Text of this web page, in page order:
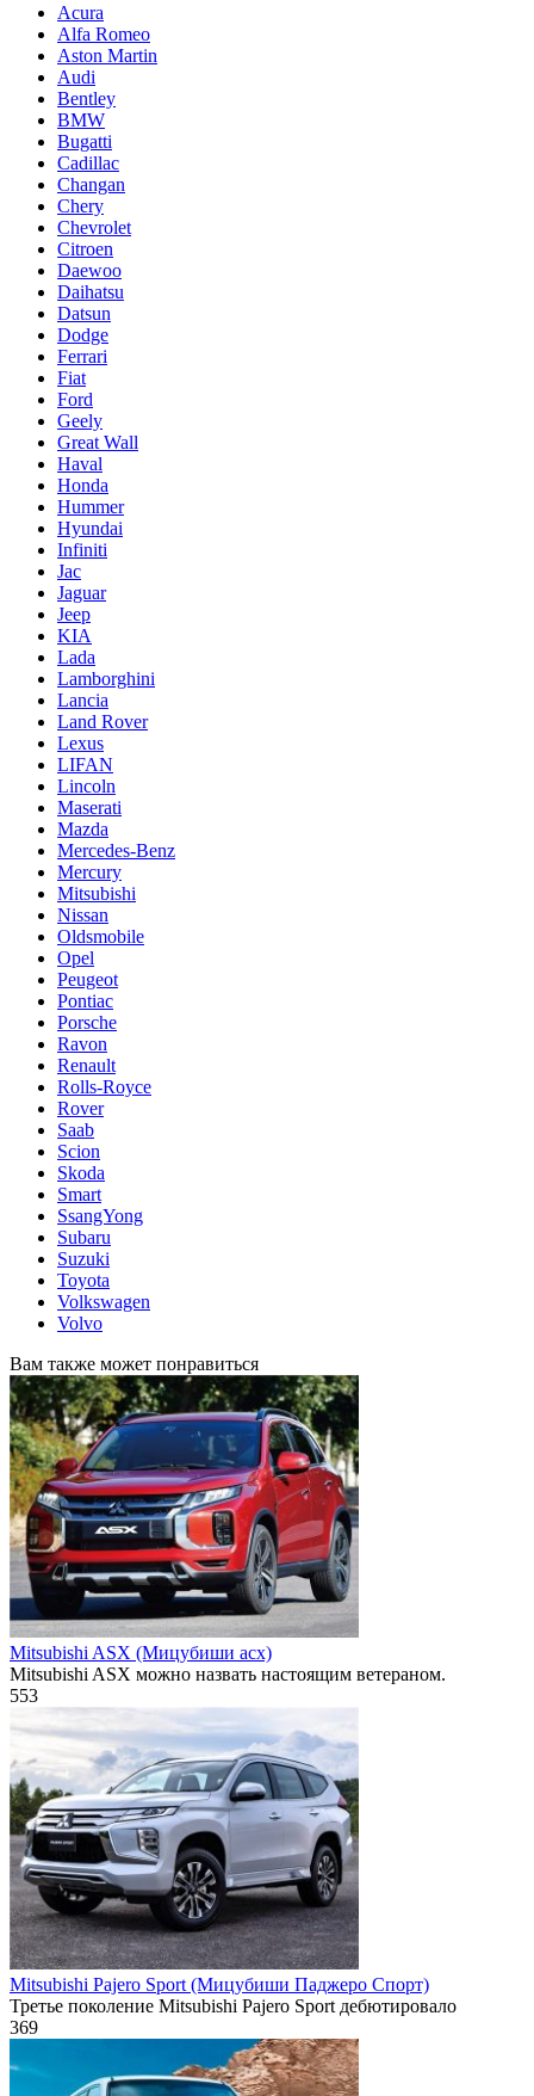
Acura
Alfa Romeo
Aston Martin
Audi
Bentley
BMW
Bugatti
Cadillac
Changan
Chery
Chevrolet
Citroen
Daewoo
Daihatsu
Datsun
Dodge
Ferrari
Fiat
Ford
Geely
Great Wall
Haval
Honda
Hummer
Hyundai
Infiniti
Jac
Jaguar
Jeep
KIA
Lada
Lamborghini
Lancia
Land Rover
Lexus
LIFAN
Lincoln
Maserati
Mazda
Mercedes-Benz
Mercury
Mitsubishi
Nissan
Oldsmobile
Opel
Peugeot
Pontiac
Porsche
Ravon
Renault
Rolls-Royce
Rover
Saab
Scion
Skoda
Smart
SsangYong
Subaru
Suzuki
Toyota
Volkswagen
Volvo
Вам также может понравиться
Mitsubishi ASX (Мицубиши асх)
Mitsubishi ASX можно назвать настоящим ветераном.
553
Mitsubishi Pajero Sport (Мицубиши Паджеро Спорт)
Третье поколение Mitsubishi Pajero Sport дебютировало
369